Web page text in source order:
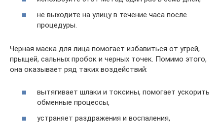
не выходите на улицу в течение часа после
процедуры.
Черная маска для лица помогает избавиться от угрей,
прыщей, сальных пробок и черных точек. Помимо этого,
она оказывает ряд таких воздействий:
вытягивает шлаки и токсины, помогает ускорить
обменные процессы,
устраняет раздражения и воспаления,